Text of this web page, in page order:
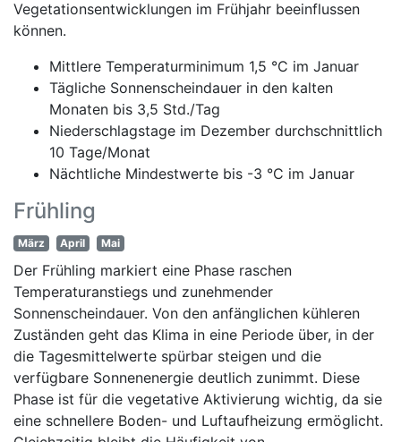
Vegetationsentwicklungen im Frühjahr beeinflussen
können.
Mittlere Temperaturminimum 1,5 °C im Januar
Tägliche Sonnenscheindauer in den kalten
Monaten bis 3,5 Std./Tag
Niederschlagstage im Dezember durchschnittlich
10 Tage/Monat
Nächtliche Mindestwerte bis -3 °C im Januar
Frühling
März April Mai
Der Frühling markiert eine Phase raschen
Temperaturanstiegs und zunehmender
Sonnenscheindauer. Von den anfänglichen kühleren
Zuständen geht das Klima in eine Periode über, in der
die Tagesmittelwerte spürbar steigen und die
verfügbare Sonnenenergie deutlich zunimmt. Diese
Phase ist für die vegetative Aktivierung wichtig, da sie
eine schnellere Boden- und Luftaufheizung ermöglicht.